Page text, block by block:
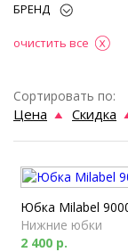
БРЕНД
очистить все
Сортировать по:
Цена Скидка
Юбка Milabel
Нижние юбки
2 400 р.